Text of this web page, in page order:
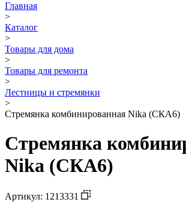
Главная
>
Каталог
>
Товары для дома
>
Товары для ремонта
>
Лестницы и стремянки
>
Стремянка комбинированная Nika (СКА6)
Стремянка
Nika (СКА6)
Артикул: 1213331